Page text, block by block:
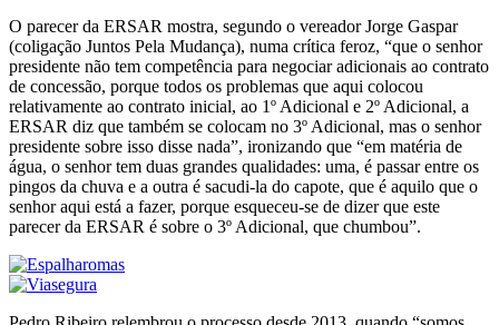
O parecer da ERSAR mostra, segundo o vereador Jorge Gaspar
(coligação Juntos Pela Mudança), numa crítica feroz, “que o senhor
presidente não tem competência para negociar adicionais ao contrato
de concessão, porque todos os problemas que aqui colocou
relativamente ao contrato inicial, ao 1º Adicional e 2º Adicional, a
ERSAR diz que também se colocam no 3º Adicional, mas o senhor
presidente sobre isso disse nada”, ironizando que “em matéria de
água, o senhor tem duas grandes qualidades: uma, é passar entre os
pingos da chuva e a outra é sacudi-la do capote, que é aquilo que o
senhor aqui está a fazer, porque esqueceu-se de dizer que este
parecer da ERSAR é sobre o 3º Adicional, que chumbou”.